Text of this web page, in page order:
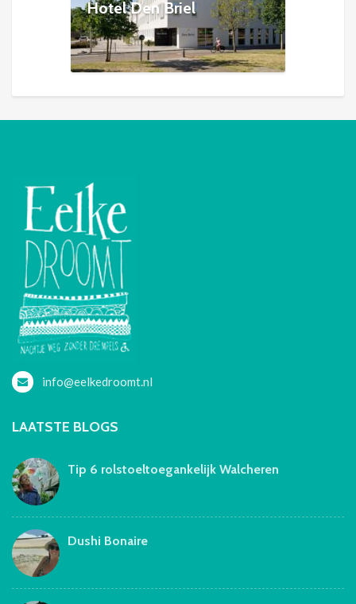
Hotel Den Briel
info@eelkedroomt.nl
LAATSTE BLOGS
Tip 6 rolstoeltoegankelijk Walcheren
Dushi Bonaire